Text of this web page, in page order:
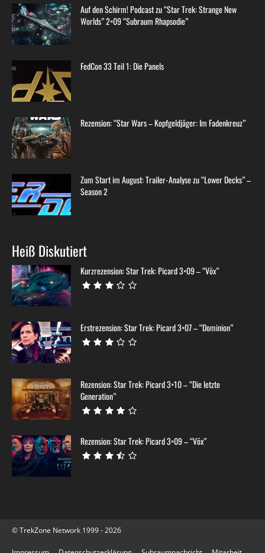
Auf den Schirm! Podcast zu “Star Trek: Strange New
Worlds” 2×09 “Subraum Rhapsodie”
FedCon 33 Teil 1: Die Panels
Rezension: “Star Wars – Kopfgeldjäger: Im Fadenkreuz”
Zum Start im August: Trailer-Analyse zu “Lower Decks” –
Season 2
Heiß Diskutiert
Kurzrezension: Star Trek: Picard 3×09 – “Võx”
Erstrezension: Star Trek: Picard 3×07 – “Dominion”
Rezension: Star Trek: Picard 3×10 – “Die letzte
Generation”
Rezension: Star Trek: Picard 3×09 – “Võx”
© TrekZone Network 1999 - 2026